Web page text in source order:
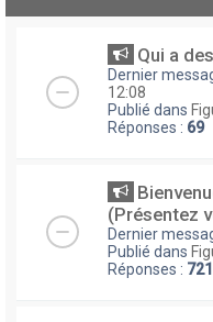
Qui a
Dernier
12:08
Publié dans
Réponses : 69
(Présentez
Dernier
Publié dans
Réponses :